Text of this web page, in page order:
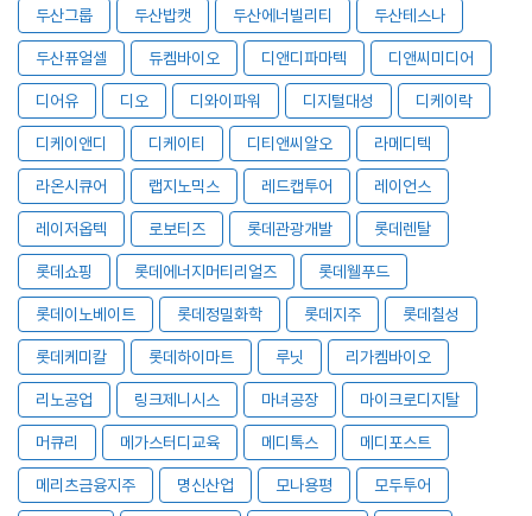
두산그룹 두산밥캣 두산에너빌리티 두산테스나
두산퓨얼셀 듀켐바이오 디앤디파마텍 디앤씨미디어
디어유 디오 디와이파워 디지털대성 디케이락
디케이앤디 디케이티 디티앤씨알오 라메디텍
라온시큐어 랩지노믹스 레드캡투어 레이언스
레이저옵텍 로보티즈 롯데관광개발 롯데렌탈
롯데쇼핑 롯데에너지머티리얼즈 롯데웰푸드
롯데이노베이트 롯데정밀화학 롯데지주 롯데칠성
롯데케미칼 롯데하이마트 루닛 리가켐바이오
리노공업 링크제니시스 마녀공장 마이크로디지탈
머큐리 메가스터디교육 메디톡스 메디포스트
메리츠금융지주 명신산업 모나용평 모두투어